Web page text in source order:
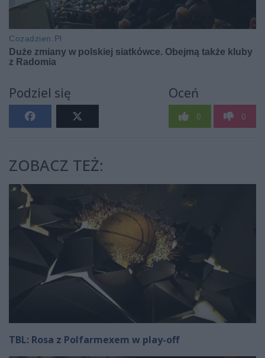
Podziel się Oceń
0 0
ZOBACZ TEŻ:
TBL: Rosa z Polfarmexem w play-off